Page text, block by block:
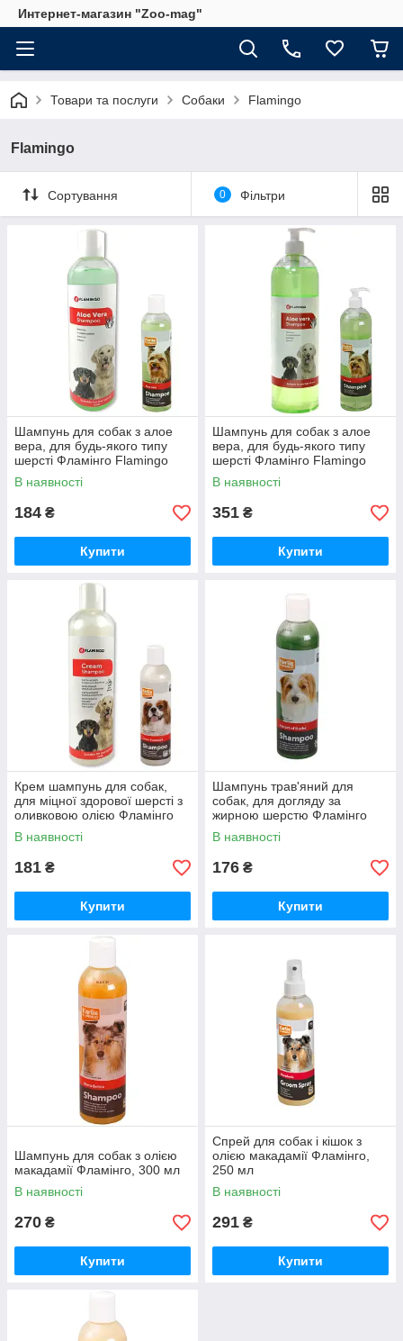
Интернет-магазин "Zoo-mag"
Товари та послуги Собаки Flamingo
Flamingo
Сортування 0 Фільтри
Шампунь для собак з алое
вера, для будь-якого типу
шерсті Фламінго Flamingo
Aloe Vera Shampoo, 300 мл
В наявності
184 ₴
Купити
Шампунь для собак з алое
вера, для будь-якого типу
шерсті Фламінго Flamingo
Aloe Vera Shampoo, 1 л (з
дозатором)
В наявності
351 ₴
Купити
Крем шампунь для собак,
для міцної здорової шерсті з
оливковою олією Фламінго
Flamingo, 300 мл
В наявності
181 ₴
Купити
Шампунь трав'яний для
собак, для догляду за
жирною шерстю Фламінго
Хербал, 300 мл
В наявності
176 ₴
Купити
Шампунь для собак з олією
макадамії Фламінго, 300 мл
В наявності
270 ₴
Купити
Спрей для собак і кішок з
олією макадамії Фламінго,
250 мл
В наявності
291 ₴
Купити